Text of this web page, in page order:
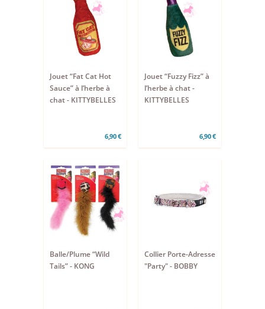
Jouet “Fat Cat Hot
Sauce” à l’herbe à
chat - KITTYBELLES
6,90 €
Jouet “Fuzzy Fizz” à
l’herbe à chat -
KITTYBELLES
6,90 €
Balle/Plume “Wild
Tails” - KONG
Collier Porte-Adresse
"Party" - BOBBY